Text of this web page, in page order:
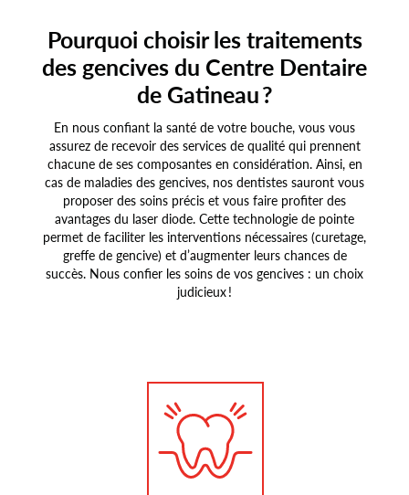
Pourquoi choisir les traitements
des gencives du Centre Dentaire
de Gatineau ?
En nous confiant la santé de votre bouche, vous vous
assurez de recevoir des services de qualité qui prennent
chacune de ses composantes en considération. Ainsi, en
cas de maladies des gencives, nos dentistes sauront vous
proposer des soins précis et vous faire profiter des
avantages du laser diode. Cette technologie de pointe
permet de faciliter les interventions nécessaires (curetage,
greffe de gencive) et d’augmenter leurs chances de
succès. Nous confier les soins de vos gencives : un choix
judicieux !